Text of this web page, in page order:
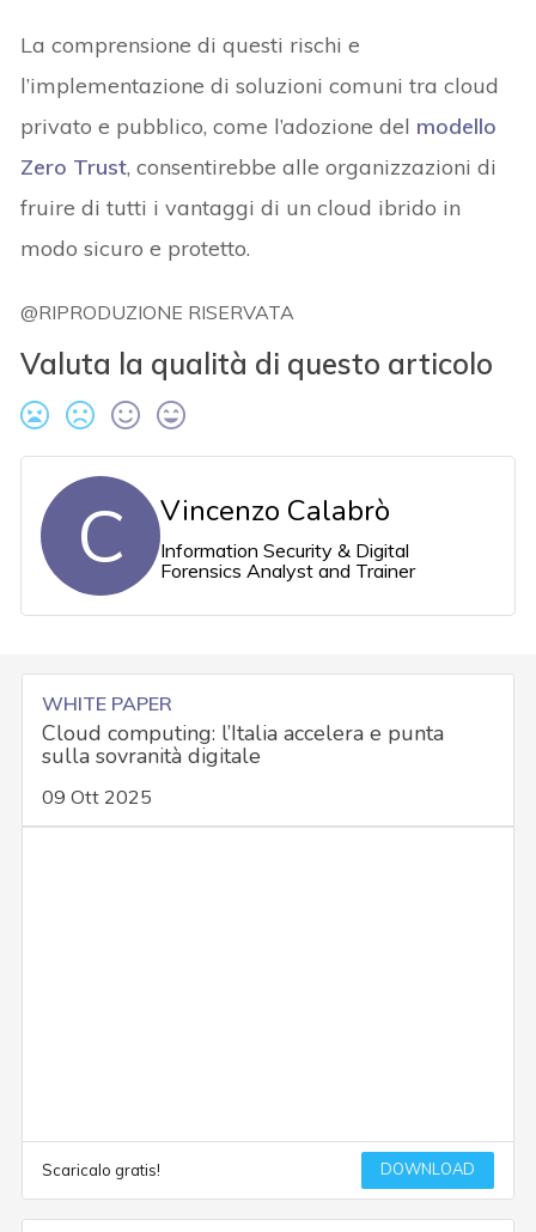
La comprensione di questi rischi e
l’implementazione di soluzioni comuni tra cloud
privato e pubblico, come l’adozione del modello
Zero Trust, consentirebbe alle organizzazioni di
fruire di tutti i vantaggi di un cloud ibrido in
modo sicuro e protetto.
@RIPRODUZIONE RISERVATA
Valuta la qualità di questo articolo
C Vincenzo Calabrò
Information Security & Digital
Forensics Analyst and Trainer
WHITE PAPER
Cloud computing: l’Italia accelera e punta
sulla sovranità digitale
09 Ott 2025
Scaricalo gratis! DOWNLOAD